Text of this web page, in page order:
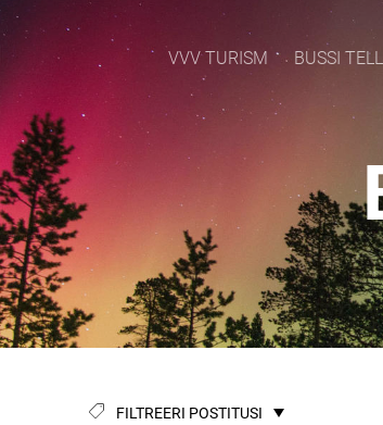
VVV TURISM BUSSI
FILTREERI POSTITUSI